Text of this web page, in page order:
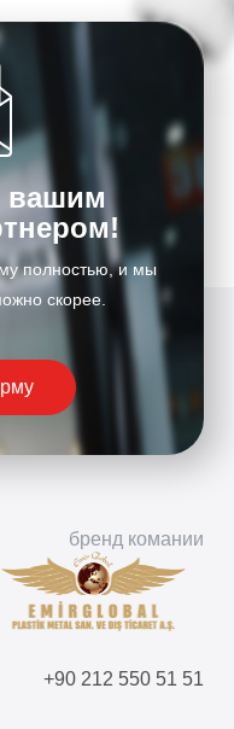
вашим
полностью, и мы
скорее.
бренд комании
+90 212 550 51 51